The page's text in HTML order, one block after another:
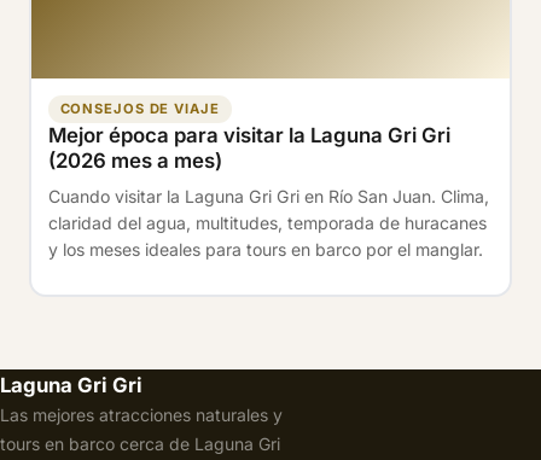
CONSEJOS DE VIAJE
Mejor época para visitar la Laguna Gri Gri
(2026 mes a mes)
Cuando visitar la Laguna Gri Gri en Río San Juan. Clima,
claridad del agua, multitudes, temporada de huracanes
y los meses ideales para tours en barco por el manglar.
Laguna Gri Gri
Las mejores atracciones naturales y
tours en barco cerca de Laguna Gri